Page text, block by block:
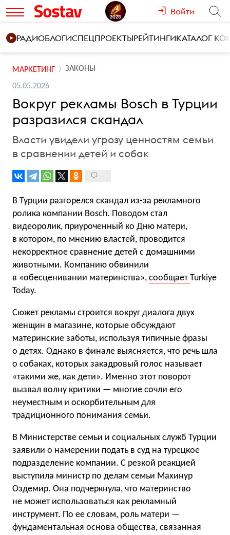
Войти
РАДИОБЛОГИСПЕЦПРОЕКТЫРЕЙТИНГИКАТАЛОГ
МАРКЕТИНГ ЗАКОНЫ
05.05.2026
Вокруг рекламы Bosch в Турции
разразился скандал
Власти увидели угрозу ценностям семьи
в сравнении детей и собак
В Турции разгорелся скандал из-за рекламного
ролика компании Bosch. Поводом стал
видеоролик, приуроченный ко Дню матери,
в котором, по мнению властей, проводится
некорректное сравнение детей с домашними
животными. Компанию обвинили
в «обесценивании материнства», сообщает Turkiye
Today.
Сюжет рекламы строится вокруг диалога двух
женщин в магазине, которые обсуждают
материнские заботы, используя типичные фразы
о детях. Однако в финале выясняется, что речь шла
о собаках, которых закадровый голос называет
«такими же, как дети». Именно этот поворот
вызвал волну критики — многие сочли его
неуместным и оскорбительным для
традиционного понимания семьи.
В Министерстве семьи и социальных служб Турции
заявили о намерении подать в суд на турецкое
подразделение компании. С резкой реакцией
выступила министр по делам семьи Махинур
Оздемир. Она подчеркнула, что материнство
не может использоваться как рекламный
инструмент. По ее словам, роль матери —
фундаментальная основа общества, связанная